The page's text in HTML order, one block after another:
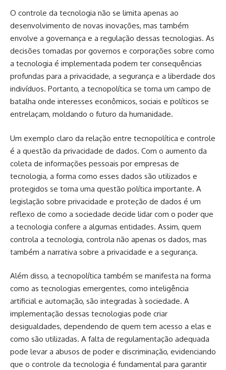
O controle da tecnologia não se limita apenas ao
desenvolvimento de novas inovações, mas também
envolve a governança e a regulação dessas tecnologias. As
decisões tomadas por governos e corporações sobre como
a tecnologia é implementada podem ter consequências
profundas para a privacidade, a segurança e a liberdade dos
indivíduos. Portanto, a tecnopolítica se torna um campo de
batalha onde interesses econômicos, sociais e políticos se
entrelaçam, moldando o futuro da humanidade.
Um exemplo claro da relação entre tecnopolítica e controle
é a questão da privacidade de dados. Com o aumento da
coleta de informações pessoais por empresas de
tecnologia, a forma como esses dados são utilizados e
protegidos se torna uma questão política importante. A
legislação sobre privacidade e proteção de dados é um
reflexo de como a sociedade decide lidar com o poder que
a tecnologia confere a algumas entidades. Assim, quem
controla a tecnologia, controla não apenas os dados, mas
também a narrativa sobre a privacidade e a segurança.
Além disso, a tecnopolítica também se manifesta na forma
como as tecnologias emergentes, como inteligência
artificial e automação, são integradas à sociedade. A
implementação dessas tecnologias pode criar
desigualdades, dependendo de quem tem acesso a elas e
como são utilizadas. A falta de regulamentação adequada
pode levar a abusos de poder e discriminação, evidenciando
que o controle da tecnologia é fundamental para garantir